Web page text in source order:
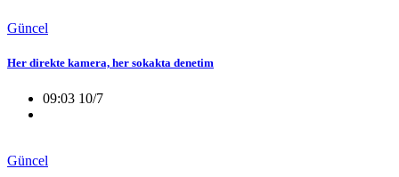
Güncel
Her direkte kamera, her sokakta denetim
09:03 10/7
Güncel